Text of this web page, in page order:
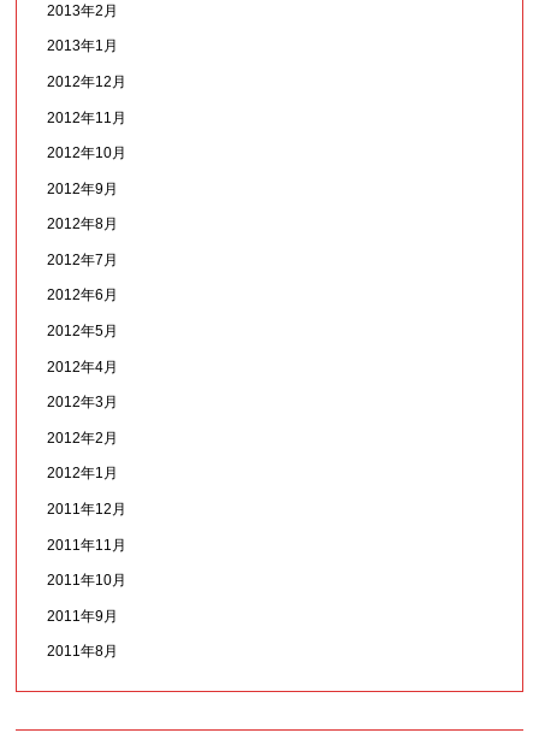
2013年2月
2013年1月
2012年12月
2012年11月
2012年10月
2012年9月
2012年8月
2012年7月
2012年6月
2012年5月
2012年4月
2012年3月
2012年2月
2012年1月
2011年12月
2011年11月
2011年10月
2011年9月
2011年8月